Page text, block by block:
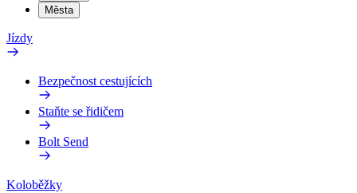
Města
Jízdy
Bezpečnost cestujících
Staňte se řidičem
Bolt Send
Koloběžky